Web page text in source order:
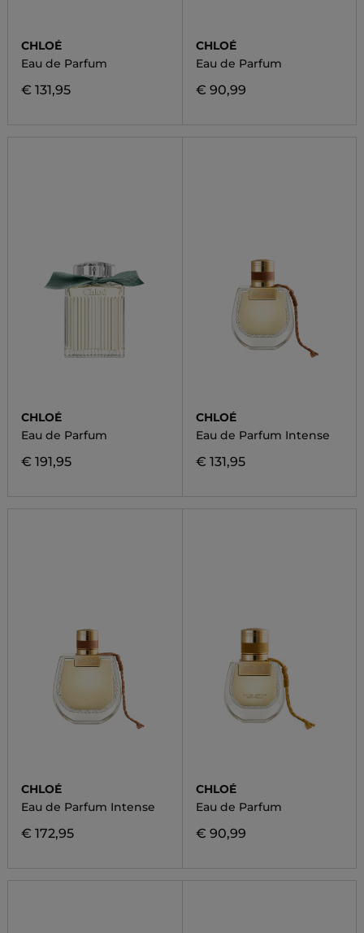
CHLOÉ
Eau de Parfum
€ 131,95
CHLOÉ
Eau de Parfum
€ 90,99
CHLOÉ
Eau de Parfum
€ 191,95
CHLOÉ
Eau de Parfum Intense
€ 131,95
CHLOÉ
Eau de Parfum Intense
€ 172,95
CHLOÉ
Eau de Parfum
€ 90,99